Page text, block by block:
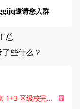
邀请您入群
总
些什么？
2026北京 1+3 区级校完整名单发布，13549 个名额该如何规划报考？